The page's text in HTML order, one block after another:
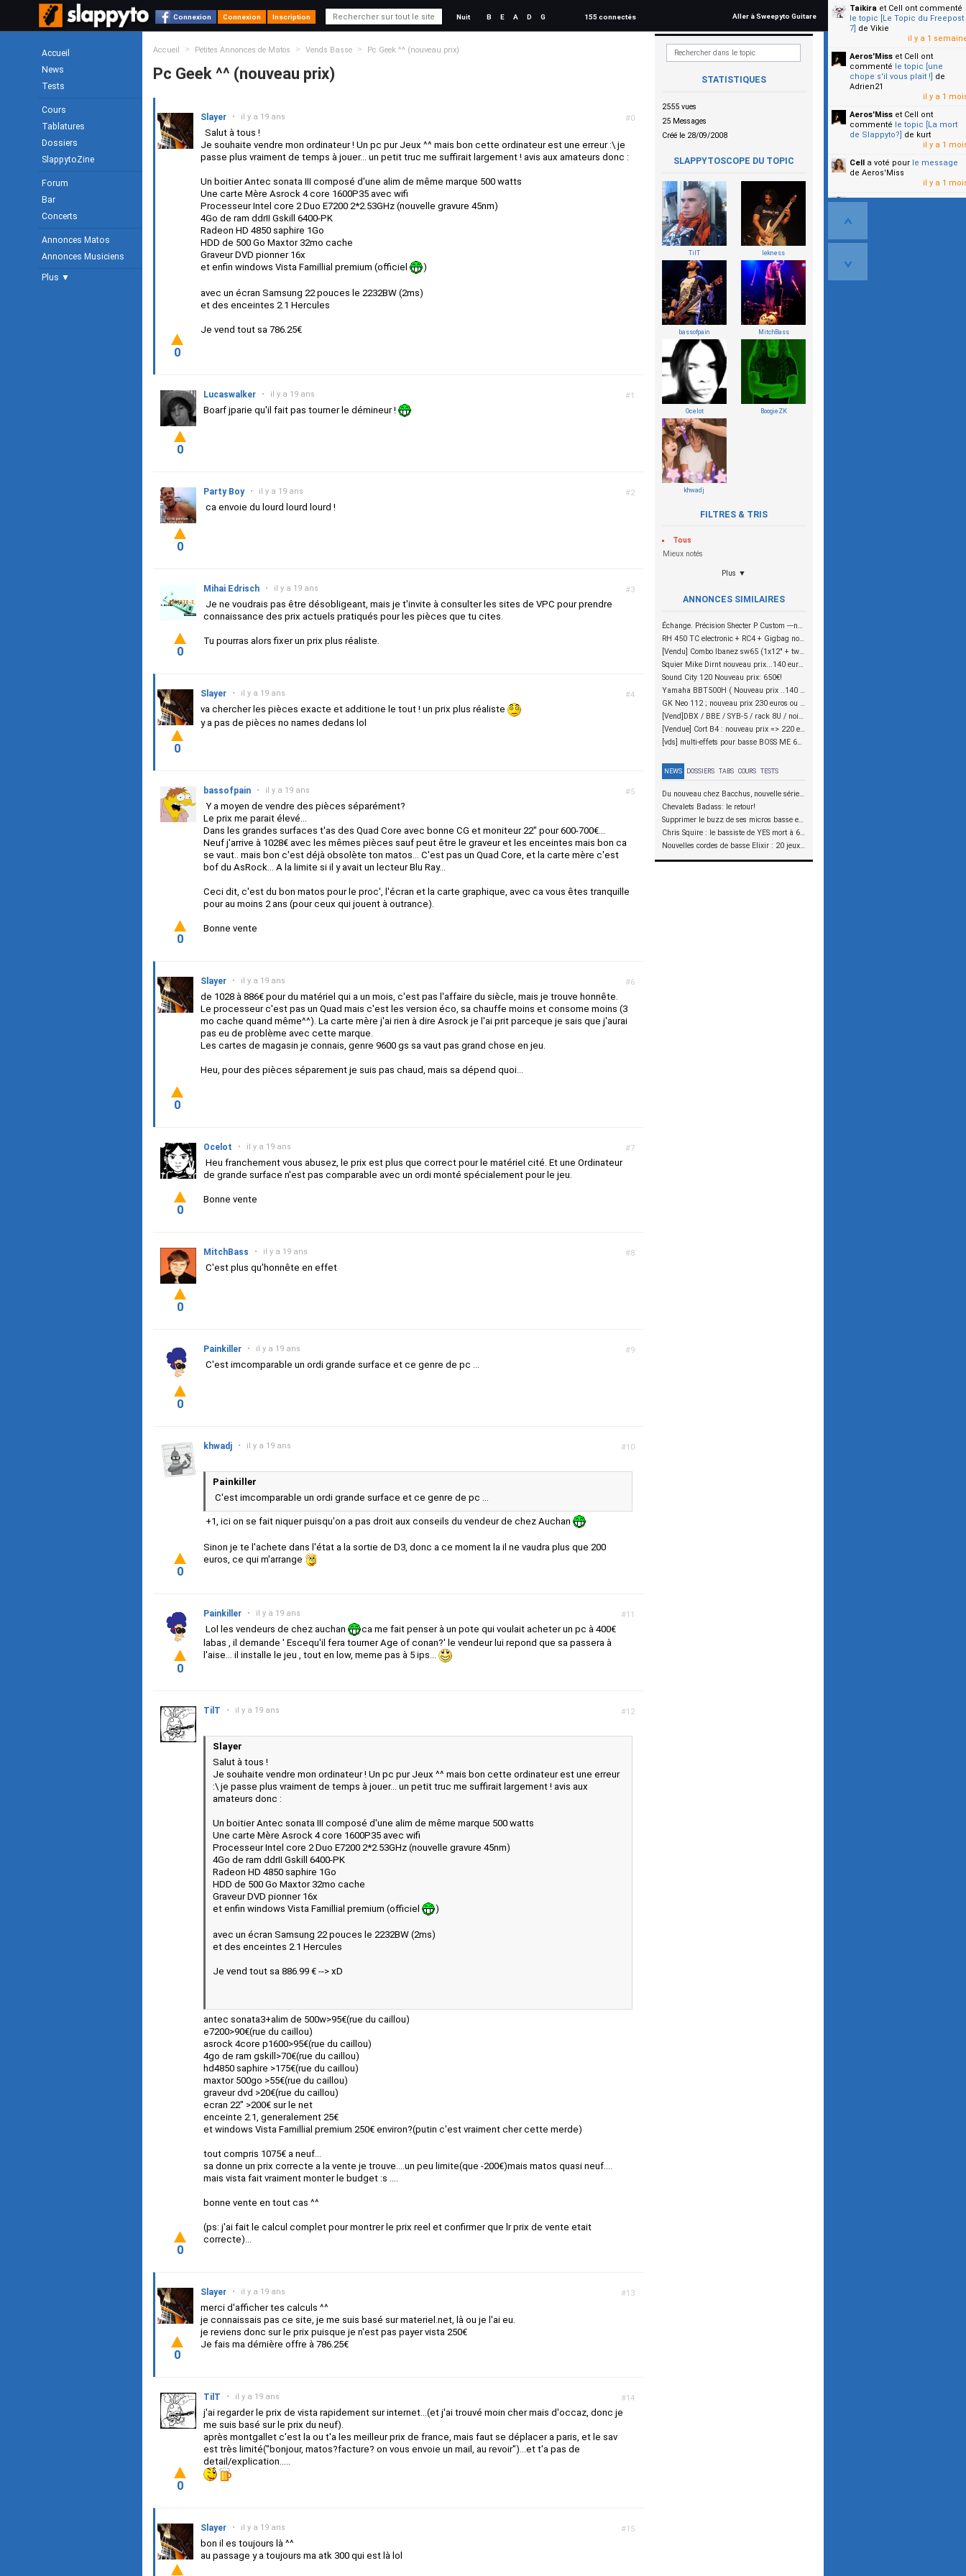
Connexion Connexion Inscription Nuit B E A D G 155 connectés Aller à Sweepyto Guitare
Accueil
News
Tests
Cours
Tablatures
Dossiers
SlappytoZine
Forum
Bar
Concerts
Annonces Matos
Annonces Musiciens
Plus ▼
Accueil > Petites Annonces de Matos > Vends Basse > Pc Geek ^^ (nouveau prix)
Pc Geek ^^ (nouveau prix) STATISTIQUES
2555 vues
25 Messages
Créé le 28/09/2008
SLAPPYTOSCOPE DU TOPIC
TilT lekness
bassofpain MitchBass
Ocelot BoogieZK
khwadj
FILTRES & TRIS
Tous
Mieux notés
Plus ▼
ANNONCES SIMILAIRES
Échange. Précision Shecter P Custom ---nouveau Prix 320 E
RH 450 TC electronic + RC4 + Gigbag nouveau prix !!! 450€ !!!
[Vendu] Combo Ibanez sw65 (1x12" + tweeter, 65w) nouveau prix : 125€
Squier Mike Dirnt nouveau prix...140 euros + offre EQ Graphic
Sound City 120 Nouveau prix: 650€!
Yamaha BBT500H ( Nouveau prix ..140 fdp in..!!!.)
GK Neo 112 ; nouveau prix 230 euros ou echange contre 5c...
[Vend]DBX / BBE / SYB-5 / rack 8U / noise gate / ibanez (nouveau prix en Page 1)
[Vendue] Cort B4 : nouveau prix => 220 euros
[vds] multi-effets pour basse BOSS ME 6B - nouveau prix
NEWS DOSSIERS TABS COURS TESTS
Du nouveau chez Bacchus, nouvelle série SCD
Chevalets Badass: le retour!
Supprimer le buzz de ses micros basse en reliant les aimants à la masse
Chris Squire : le bassiste de YES mort à 67 ans
Nouvelles cordes de basse Elixir : 20 jeux à tester !
#0
Slayer • il y a 19 ans
Salut à tous !
Je souhaite vendre mon ordinateur ! Un pc pur Jeux ^^ mais bon cette ordinateur est une erreur :\ je
passe plus vraiment de temps à jouer... un petit truc me suffirait largement ! avis aux amateurs donc :
Un boitier Antec sonata III composé d'une alim de même marque 500 watts
Une carte Mère Asrock 4 core 1600P35 avec wifi
Processeur Intel core 2 Duo E7200 2*2.53GHz (nouvelle gravure 45nm)
4Go de ram ddrII Gskill 6400-PK
Radeon HD 4850 saphire 1Go
HDD de 500 Go Maxtor 32mo cache
Graveur DVD pionner 16x
et enfin windows Vista Famillial premium (officiel
)
avec un écran Samsung 22 pouces le 2232BW (2ms)
et des enceintes 2.1 Hercules
Je vend tout sa 786.25€
0
#1
Lucaswalker • il y a 19 ans
Boarf jparie qu'il fait pas tourner le démineur !
0
#2
Party Boy • il y a 19 ans
ca envoie du lourd lourd lourd !
0
#3
Mihai Edrisch • il y a 19 ans
Je ne voudrais pas être désobligeant, mais je t'invite à consulter les sites de VPC pour prendre
connaissance des prix actuels pratiqués pour les pièces que tu cites.
Tu pourras alors fixer un prix plus réaliste.
0
#4
Slayer • il y a 19 ans
va chercher les pièces exacte et additione le tout ! un prix plus réaliste
y a pas de pièces no names dedans lol
0
#5
bassofpain • il y a 19 ans
Y a moyen de vendre des pièces séparément?
Le prix me parait élevé...
Dans les grandes surfaces t'as des Quad Core avec bonne CG et moniteur 22" pour 600-700€...
Neuf j'arrive à 1028€ avec les mêmes pièces sauf peut être le graveur et les enceintes mais bon ca
se vaut.. mais bon c'est déjà obsolète ton matos... C'est pas un Quad Core, et la carte mère c'est
bof du AsRock... A la limite si il y avait un lecteur Blu Ray...
Ceci dit, c'est du bon matos pour le proc', l'écran et la carte graphique, avec ca vous êtes tranquille
pour au moins 2 ans (pour ceux qui jouent à outrance).
Bonne vente
0
#6
Slayer • il y a 19 ans
de 1028 à 886€ pour du matériel qui a un mois, c'est pas l'affaire du siècle, mais je trouve honnête.
Le processeur c'est pas un Quad mais c'est les version éco, sa chauffe moins et consome moins (3
mo cache quand même^^). La carte mère j'ai rien à dire Asrock je l'ai prit parceque je sais que j'aurai
pas eu de problème avec cette marque.
Les cartes de magasin je connais, genre 9600 gs sa vaut pas grand chose en jeu.
Heu, pour des pièces séparement je suis pas chaud, mais sa dépend quoi...
0
#7
Ocelot • il y a 19 ans
Heu franchement vous abusez, le prix est plus que correct pour le matériel cité. Et une Ordinateur
de grande surface n'est pas comparable avec un ordi monté spécialement pour le jeu.
Bonne vente
0
#8
MitchBass • il y a 19 ans
C'est plus qu'honnête en effet
0
#9
Painkiller • il y a 19 ans
C'est imcomparable un ordi grande surface et ce genre de pc ...
0
#10
khwadj • il y a 19 ans
Painkiller
C'est imcomparable un ordi grande surface et ce genre de pc ...
+1, ici on se fait niquer puisqu'on a pas droit aux conseils du vendeur de chez Auchan
Sinon je te l'achete dans l'état a la sortie de D3, donc a ce moment la il ne vaudra plus que 200
euros, ce qui m'arrange
0
#11
Painkiller • il y a 19 ans
Lol les vendeurs de chez auchan
ca me fait penser à un pote qui voulait acheter un pc à 400€
labas , il demande ' Escequ'il fera tourner Age of conan?' le vendeur lui repond que sa passera à
l'aise... il installe le jeu , tout en low, meme pas à 5 ips...
0
#12
TilT • il y a 19 ans
Slayer
Salut à tous !
Je souhaite vendre mon ordinateur ! Un pc pur Jeux ^^ mais bon cette ordinateur est une erreur
:\ je passe plus vraiment de temps à jouer... un petit truc me suffirait largement ! avis aux
amateurs donc :
Un boitier Antec sonata III composé d'une alim de même marque 500 watts
Une carte Mère Asrock 4 core 1600P35 avec wifi
Processeur Intel core 2 Duo E7200 2*2.53GHz (nouvelle gravure 45nm)
4Go de ram ddrII Gskill 6400-PK
Radeon HD 4850 saphire 1Go
HDD de 500 Go Maxtor 32mo cache
Graveur DVD pionner 16x
et enfin windows Vista Famillial premium (officiel
)
avec un écran Samsung 22 pouces le 2232BW (2ms)
et des enceintes 2.1 Hercules
Je vend tout sa 886.99 € --> xD
antec sonata3+alim de 500w>95€(rue du caillou)
e7200>90€(rue du caillou)
asrock 4core p1600>95€(rue du caillou)
4go de ram gskill>70€(rue du caillou)
hd4850 saphire >175€(rue du caillou)
maxtor 500go >55€(rue du caillou)
graveur dvd >20€(rue du caillou)
ecran 22" >200€ sur le net
enceinte 2.1, generalement 25€
et windows Vista Famillial premium 250€ environ?(putin c'est vraiment cher cette merde)
tout compris 1075€ a neuf...
sa donne un prix correcte a la vente je trouve....un peu limite(que -200€)mais matos quasi neuf....
mais vista fait vraiment monter le budget :s ....
bonne vente en tout cas ^^
(ps: j'ai fait le calcul complet pour montrer le prix reel et confirmer que lr prix de vente etait
correcte)...
0
#13
Slayer • il y a 19 ans
merci d'afficher tes calculs ^^
je connaissais pas ce site, je me suis basé sur materiel.net, là ou je l'ai eu.
je reviens donc sur le prix puisque je n'est pas payer vista 250€
Je fais ma dérnière offre à 786.25€
0
#14
TilT • il y a 19 ans
j'ai regarder le prix de vista rapidement sur internet...(et j'ai trouvé moin cher mais d'occaz, donc je
me suis basé sur le prix du neuf).
après montgallet c'est la ou t'a les meilleur prix de france, mais faut se déplacer a paris, et le sav
est très limité("bonjour, matos?facture? on vous envoie un mail, au revoir")...et t'a pas de
detail/explication.....
0
#15
Slayer • il y a 19 ans
bon il es toujours là ^^
au passage y a toujours ma atk 300 qui est là lol
Taikira et Cell ont commenté
le topic [Le Topic du Freepost
7] de Vikie
il y a 1
Aeros'Miss et Cell ont
commenté le topic [une
chope s'il vous plait !] de
Adrien21
il y a 1
Aeros'Miss et Cell ont
commenté le topic [La mort
de Slappyto?] de kurt
il y a 1
Cell a voté pour le message
de Aeros'Miss
il y a 1
Cella voté pourle message